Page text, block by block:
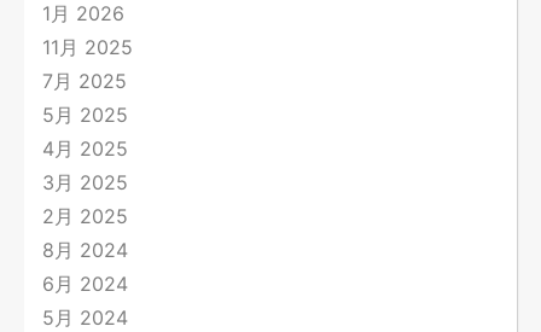
1月 2026
11月 2025
7月 2025
5月 2025
4月 2025
3月 2025
2月 2025
8月 2024
6月 2024
5月 2024